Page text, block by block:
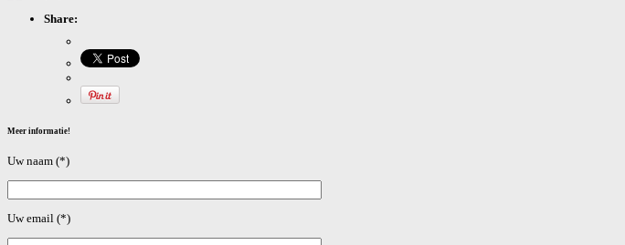
Share:
Meer informatie!
Uw naam (*)
Uw email (*)